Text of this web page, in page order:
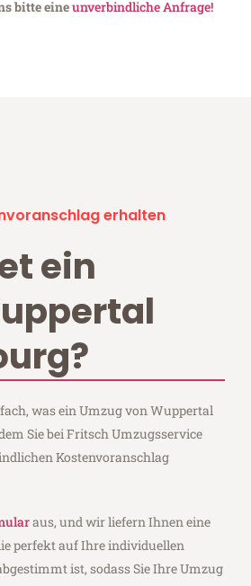
bitte eineunverbindliche Anfrage!
erhalten
ein
was ein Umzug von Wuppertal
Sie bei Fritsch Umzugsservice
Kostenvoranschlag
aus, und wir liefern Ihnen eine
perfekt auf Ihre individuellen
ist, sodass Sie Ihre Umzug